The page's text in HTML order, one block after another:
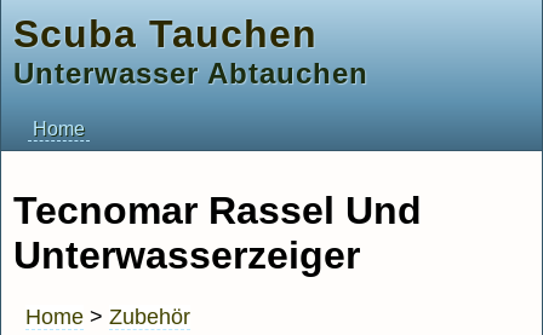
Scuba Tauchen
Unterwasser Abtauchen
Home
Tecnomar Rassel Und
Unterwasserzeiger
Home > Zubehör